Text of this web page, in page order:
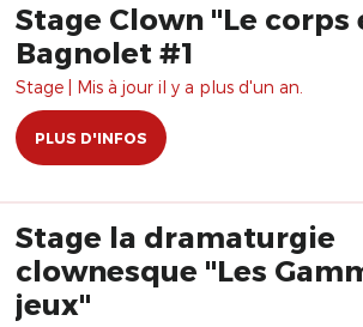
Stage Clown "Le corps
Bagnolet #1
Stage | Mis à jour il y a plus d'un an.
PLUS D'INFOS
Stage la dramaturgie
clownesque "Les
jeux"